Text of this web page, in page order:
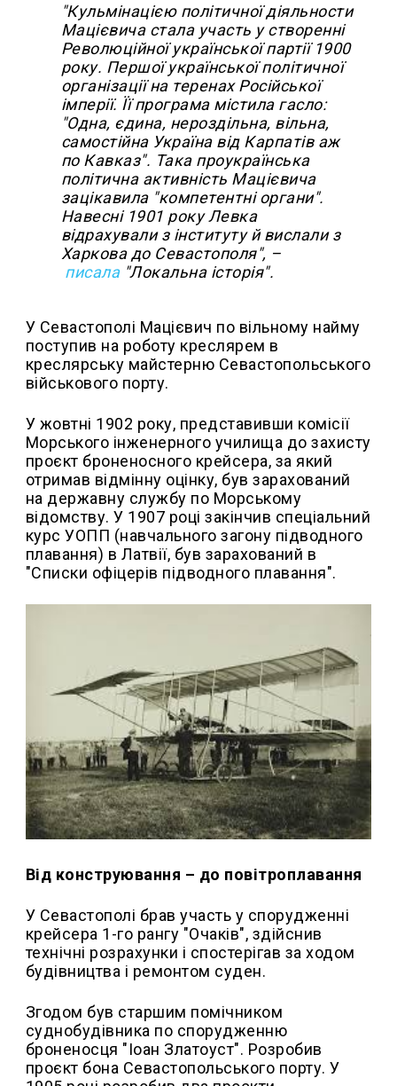
"Кульмінацією політичної діяльности
Мацієвича стала участь у створенні
Революційної української партії 1900
року. Першої української політичної
організації на теренах Російської
імперії. Її програма містила гасло:
"Одна, єдина, нероздільна, вільна,
самостійна Україна від Карпатів аж
по Кавказ". Така проукраїнська
політична активність Мацієвича
зацікавила "компетентні органи".
Навесні 1901 року Левка
відрахували з інституту й вислали з
Харкова до Севастополя", –
писала"Локальна історія".
У Севастополі Мацієвич по вільному найму
поступив на роботу креслярем в
креслярську майстерню Севастопольського
військового порту.
У жовтні 1902 року, представивши комісії
Морського інженерного училища до захисту
проєкт броненосного крейсера, за який
отримав відмінну оцінку, був зарахований
на державну службу по Морському
відомству. У 1907 році закінчив спеціальний
курс УОПП (навчального загону підводного
плавання) в Латвії, був зарахований в
"Списки офіцерів підводного плавання".
Від конструювання – до повітроплавання
У Севастополі брав участь у спорудженні
крейсера 1-го рангу "Очаків", здійснив
технічні розрахунки і спостерігав за ходом
будівництва і ремонтом суден.
Згодом був старшим помічником
суднобудівника по спорудженню
броненосця "Іоан Златоуст". Розробив
проєкт бона Севастопольського порту. У